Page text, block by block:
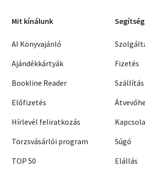
Mit kínálunk
AI Könyvajánló
Ajándékkártyák
Bookline Reader
Előfizetés
Hírlevél feliratkozás
Törzsvásárlói program
TOP 50
Segítség
Fizetés
Szállítás
Súgó
Elállás